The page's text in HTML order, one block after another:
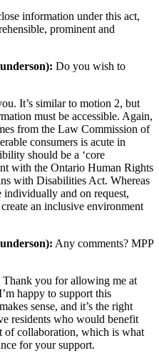
information under this act,
prominent and
Do you wish to
It’s similar to motion 2, but
must be accessible. Again,
from the Law Commission of
consumers is acute in
should be a ‘core
with the Ontario Human Rights
with Disabilities Act. Whereas
individually and on request,
an inclusive environment
Any comments? MPP
Thank you for allowing me at
happy to support this
sense, and it’s the right
residents who would benefit
of collaboration, which is what
for your support.